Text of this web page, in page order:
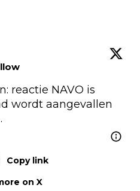
reactie NAVO is
Copy link
on X